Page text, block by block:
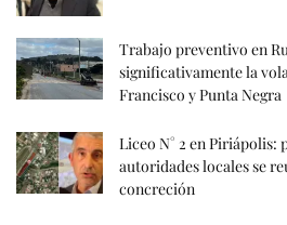
Trabajo preventivo en
significativamente la
Francisco y Punta Negra
Liceo N° 2 en Piriápolis:
autoridades locales se
concreción